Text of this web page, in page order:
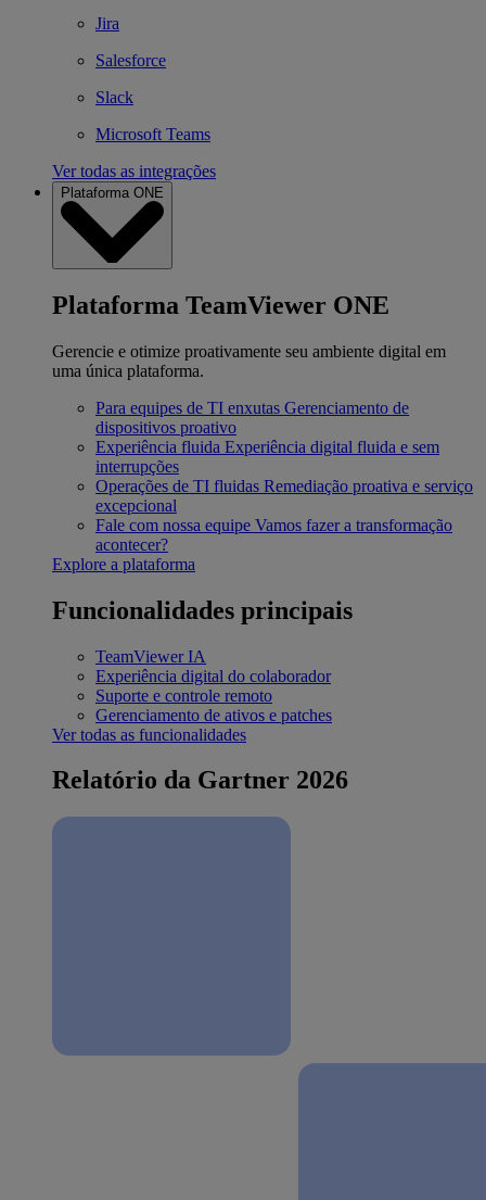
Jira
Salesforce
Slack
Microsoft Teams
Ver todas as integrações
Plataforma ONE
Plataforma TeamViewer ONE
Gerencie e otimize proativamente seu ambiente digital em
uma única plataforma.
Para equipes de TI enxutas Gerenciamento de
dispositivos proativo
Experiência fluida Experiência digital fluida e sem
interrupções
Operações de TI fluidas Remediação proativa e serviço
excepcional
Fale com nossa equipe Vamos fazer a transformação
acontecer?
Explore a plataforma
Funcionalidades principais
TeamViewer IA
Experiência digital do colaborador
Suporte e controle remoto
Gerenciamento de ativos e patches
Ver todas as funcionalidades
Relatório da Gartner 2026